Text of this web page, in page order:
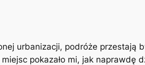
urbanizacji, podróże przestają
pokazało mi, jak naprawdę